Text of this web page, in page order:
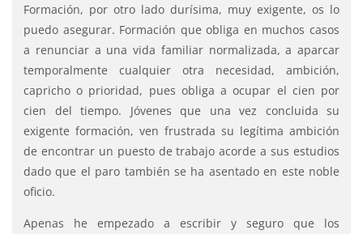
Formación, por otro lado durísima, muy exigente, os lo
puedo asegurar. Formación que obliga en muchos casos
a renunciar a una vida familiar normalizada, a aparcar
temporalmente cualquier otra necesidad, ambición,
capricho o prioridad, pues obliga a ocupar el cien por
cien del tiempo. Jóvenes que una vez concluida su
exigente formación, ven frustrada su legítima ambición
de encontrar un puesto de trabajo acorde a sus estudios
dado que el paro también se ha asentado en este noble
oficio.
Apenas he empezado a escribir y seguro que los